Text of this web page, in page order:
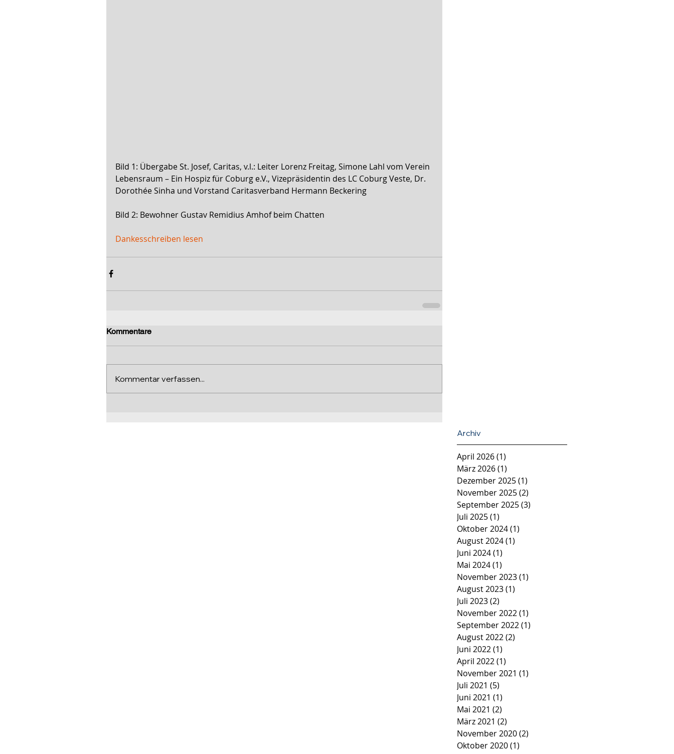
Bild 1: Übergabe St. Josef, Caritas, v.l.: Leiter Lorenz Freitag, Simone Lahl vom Verein
Lebensraum – Ein Hospiz für Coburg e.V., Vizepräsidentin des LC Coburg Veste, Dr.
Dorothée Sinha und Vorstand Caritasverband Hermann Beckering
Bild 2: Bewohner Gustav Remidius Amhof beim Chatten
Dankesschreiben lesen
Kommentare
Kommentar verfassen...
Archiv
April 2026(1)
März 2026(1)
Dezember 2025(1)
November 2025(2)
September 2025(3)
Juli 2025(1)
Oktober 2024(1)
August 2024(1)
Juni 2024(1)
Mai 2024(1)
November 2023(1)
August 2023(1)
Juli 2023(2)
November 2022(1)
September 2022(1)
August 2022(2)
Juni 2022(1)
April 2022(1)
November 2021 (1)
Juli 2021 (5)
Juni 2021 (1)
Mai 2021 (2)
März 2021 (2)
November 2020(2)
Oktober 2020(1)